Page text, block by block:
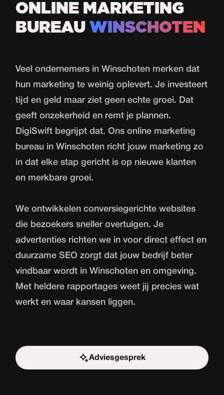
ONLINE MARKETING
BUREAUWINSCHOTEN
Veel ondernemers in Winschoten merken dat
hun marketing te weinig oplevert. Je investeert
tijd en geld maar ziet geen echte groei. Dat
geeft onzekerheid en remt je plannen.
DigiSwift begrijpt dat. Ons online marketing
bureau in Winschoten richt jouw marketing zo
in dat elke stap gericht is op nieuwe klanten
en merkbare groei.
We ontwikkelen conversiegerichte websites
die bezoekers sneller overtuigen. Je
advertenties richten we in voor direct effect en
duurzame SEO zorgt dat jouw bedrijf beter
vindbaar wordt in Winschoten en omgeving.
Met heldere rapportages weet jij precies wat
werkt en waar kansen liggen.
Adviesgesprek
Start de uitdaging